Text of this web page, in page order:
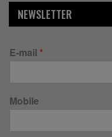
NEWSLETTER
E-mail *
Mobile